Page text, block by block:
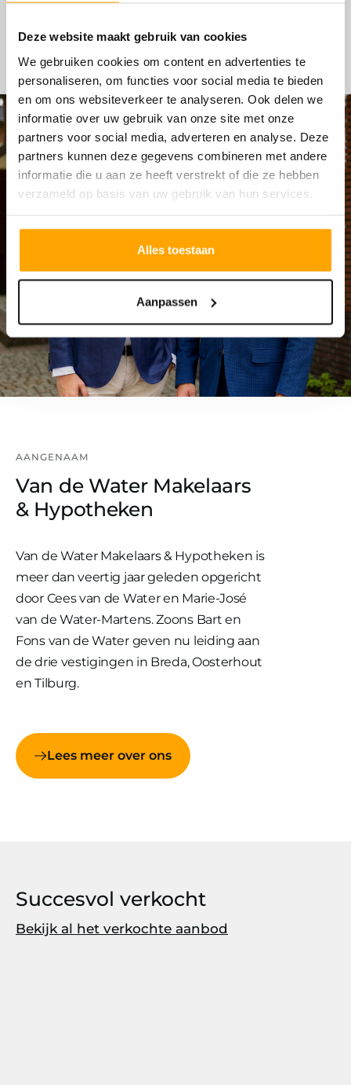
Deze website maakt gebruik van cookies
We gebruiken cookies om content en advertenties te
personaliseren, om functies voor social media te bieden
en om ons websiteverkeer te analyseren. Ook delen we
informatie over uw gebruik van onze site met onze
partners voor social media, adverteren en analyse. Deze
partners kunnen deze gegevens combineren met andere
informatie die u aan ze heeft verstrekt of die ze hebben
verzameld op basis van uw gebruik van hun services.
Alles toestaan
Aanpassen
AANGENAAM
Van de Water Makelaars
& Hypotheken
Van de Water Makelaars & Hypotheken is
meer dan veertig jaar geleden opgericht
door Cees van de Water en Marie-José
van de Water-Martens. Zoons Bart en
Fons van de Water geven nu leiding aan
de drie vestigingen in Breda, Oosterhout
en Tilburg.
Lees meer over ons
Succesvol verkocht
Bekijk al het verkochte aanbod